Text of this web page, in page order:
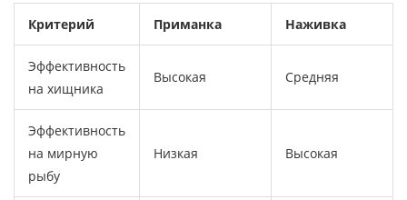
Критерий Приманка Наживка
Эффективность
на хищника
Высокая Средняя
Эффективность
на мирную
рыбу
Низкая Высокая